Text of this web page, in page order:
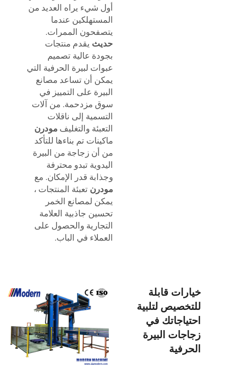
أول شيء يراه العديد من
المستهلكين عندما
يتصفحون الممرات.
حديث يقدم منتجات
بجودة عالية تصميم
عبوات لبيرة الحرفية التي
يمكن أن تساعد مصانع
البيرة على التمييز في
سوق مزدحمة. من آلات
التسمية إلى ناقلات
التعبئة والتغليف مودرن
ماكينات تم بناءها للتأكد
من أن زجاجة من البيرة
اليدوية تبدو محترفة
وجذابة قدر الإمكان. مع
مودرن تعبئة المنتجات ،
يمكن لمصانع الخمر
تحسين جاذبية العلامة
التجارية والحصول على
العملاء في الباب.
خيارات قابلة
للتخصيص لتلبية
احتياجاتك في
زجاجات البيرة
الحرفية